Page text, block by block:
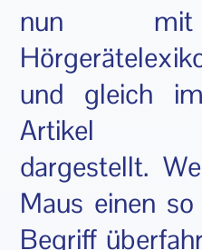
nun mit
und gleich
Artikel
dargestellt.
Maus einen
Begriff